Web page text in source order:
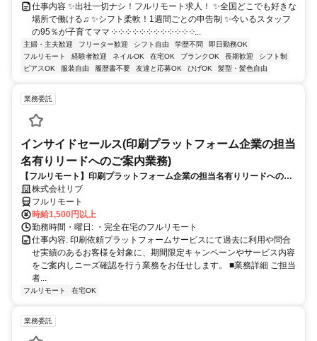
仕事内容 ✨出社一切ナシ！フルリモート求人！ ✨全国どこでも好きな
場所で働ける♫ ✨シフト柔軟！1週間ごとの申告制 ✨今いるスタッフ
の95％が子育てママ ༶ ༶ ༶ ༶ ༶ ༶ ༶ ༶ ༶ ༶ ༶ ༶...
主婦・主夫歓迎 フリーター歓迎 シフト自由 学歴不問
即日勤務OK
フルリモート
経験者歓迎 ネイルOK 在宅OK ブランクOK 長期歓迎
シフト制
ピアスOK
服装自由 履歴書不要 友達と応募OK ひげOK 髪型・髪色自由
業務委託
インサイドセールス(印刷プラットフォーム企業の担当
名有りリードへのご案内業務)
【フルリモート】印刷プラットフォーム企業の担当名有りリードへのご
案内業務（インサイドセールス）
株式会社リブ
フルリモート
時給1,500円以上
勤務時間・曜日: ・完全在宅のフルリモート
仕事内容: 印刷依頼プラットフォームサービスにて過去に利用や問合
せ実績のあるお客様を対象に、期間限定キャンペーンやサービス内容
をご案内しニーズ確認を行う業務をお任せします。 ■業務詳細 ご担当
者...
フルリモート 在宅OK
業務委託